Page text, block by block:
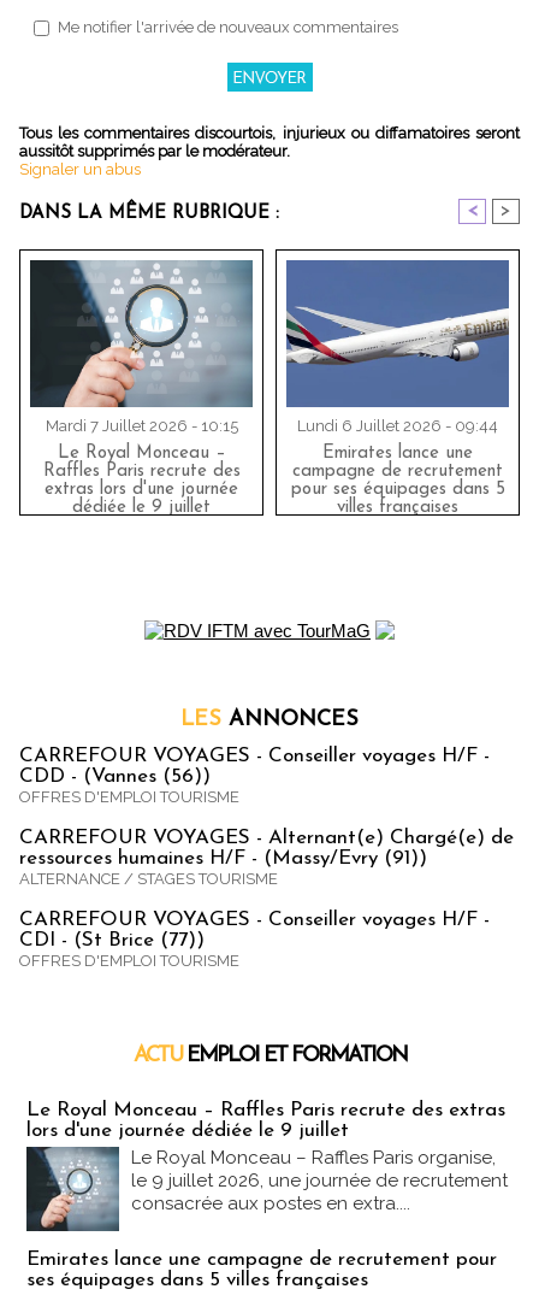
Me notifier l'arrivée de nouveaux commentaires
Tous les commentaires discourtois, injurieux ou diffamatoires seront
aussitôt supprimés par le modérateur.
Signaler un abus
DANS LA MÊME RUBRIQUE : < >
Mardi 7 Juillet 2026 - 10:15
Le Royal Monceau –
Raffles Paris recrute des
extras lors d'une journée
dédiée le 9 juillet
Lundi 6 Juillet 2026 - 09:44
Emirates lance une
campagne de recrutement
pour ses équipages dans 5
villes françaises
LES ANNONCES
CARREFOUR VOYAGES - Conseiller voyages H/F -
CDD - (Vannes (56))
OFFRES D'EMPLOI TOURISME
CARREFOUR VOYAGES - Alternant(e) Chargé(e) de
ressources humaines H/F - (Massy/Evry (91))
ALTERNANCE / STAGES TOURISME
CARREFOUR VOYAGES - Conseiller voyages H/F -
CDI - (St Brice (77))
OFFRES D'EMPLOI TOURISME
ACTU EMPLOI ET FORMATION
Le Royal Monceau – Raffles Paris recrute des extras
lors d'une journée dédiée le 9 juillet
Le Royal Monceau – Raffles Paris organise,
le 9 juillet 2026, une journée de recrutement
consacrée aux postes en extra....
Emirates lance une campagne de recrutement pour
ses équipages dans 5 villes françaises